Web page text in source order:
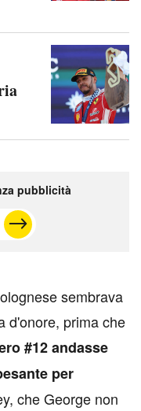
pubblicità
sembrava
d'onore, prima che
#12 andasse
per
che George non